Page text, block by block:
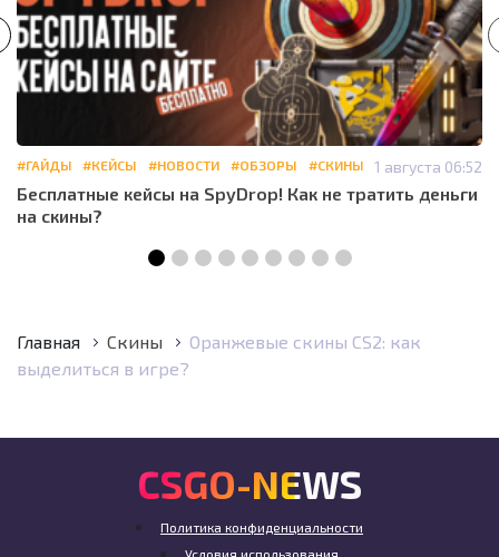
#ГАЙДЫ #КЕЙСЫ #НОВОСТИ #ОБЗОРЫ #СКИНЫ 1 августа 06:52
Бесплатные кейсы на SpyDrop! Как не тратить деньги
на скины?
Главная Скины
Оранжевые скины CS2: как
выделиться в игре?
CSGO-NEWS
Политика конфиденциальности
Условия использования